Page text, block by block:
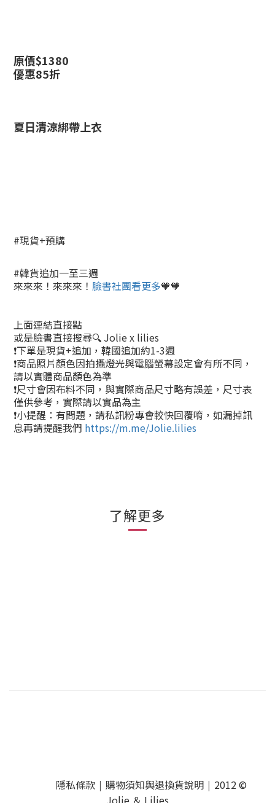
原價$1380
優惠85折
夏日清涼綁帶上衣
#現貨+預購
#韓貨追加一至三週
來來來！來來來！ 臉書社團看更多🧡🧡
上面連結直接點
或是臉書直接搜尋🔍 Jolie x lilies
❗下單是現貨+追加，韓國追加約1-3週
❗商品照片顏色因拍攝燈光與電腦螢幕設定會有所不同，
請以實體商品顏色為準
❗尺寸會因布料不同，與實際商品尺寸略有誤差，尺寸表
僅供參考，實際請以實品為主
❗小提醒：有問題，請私訊粉專會較快回覆唷，如漏掉訊
息再請提醒我們 https://m.me/Jolie.lilies
了解更多
隱私條款 | 購物須知與退換貨說明| 2012 ©
Jolie ＆ Lilies